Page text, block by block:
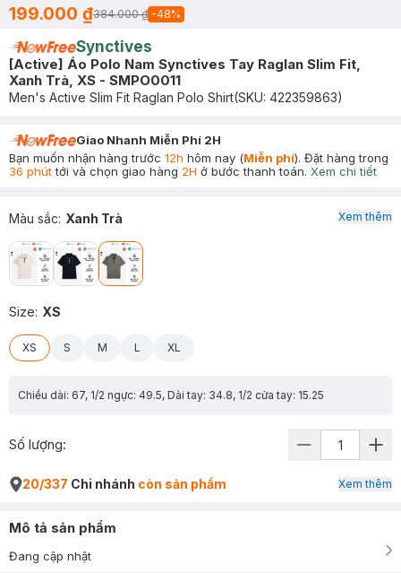
199.000 ₫384.000 ₫ -48%
Synctives
[Active] Áo Polo Nam Synctives Tay Raglan Slim Fit,
Xanh Trà, XS - SMPO0011
Men's Active Slim Fit Raglan Polo Shirt(SKU: 422359863)
Giao Nhanh Miễn Phí 2H
Bạn muốn nhận hàng trước 12h hôm nay (Miễn phí). Đặt hàng trong
36 phúttới và chọn giao hàng 2H ở bước thanh toán. Xem chi tiết
Màu sắc: Xanh Trà
Size: XS
XS S M L XL
Chiều dài: 67, 1/2 ngực: 49.5, Dài tay: 34.8, 1/2 cửa tay: 15.25
Xem thêm
Số lượng:
20/337 Chi nhánh còn sản phẩm Xem thêm
Mô tả sản phẩm
Đang cập nhật